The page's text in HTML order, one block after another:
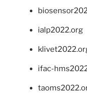
ialp2022.org
ifac-